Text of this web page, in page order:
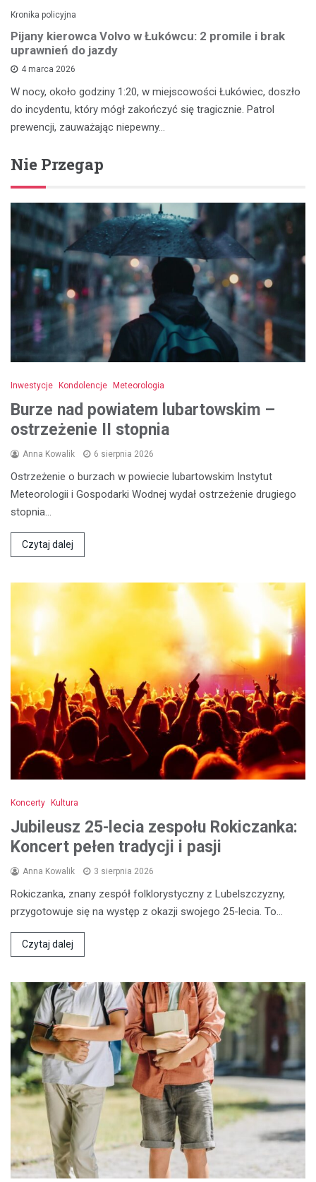
Kronika policyjna
Pijany kierowca Volvo w Łukówcu: 2 promile i brak
uprawnień do jazdy
4 marca 2026
W nocy, około godziny 1:20, w miejscowości Łukówiec, doszło
do incydentu, który mógł zakończyć się tragicznie. Patrol
prewencji, zauważając niepewny…
Nie Przegap
Inwestycje Kondolencje Meteorologia
Burze nad powiatem lubartowskim –
ostrzeżenie II stopnia
Anna Kowalik 6 sierpnia 2026
Ostrzeżenie o burzach w powiecie lubartowskim Instytut
Meteorologii i Gospodarki Wodnej wydał ostrzeżenie drugiego
stopnia…
Czytaj dalej
Koncerty Kultura
Jubileusz 25-lecia zespołu Rokiczanka:
Koncert pełen tradycji i pasji
Anna Kowalik 3 sierpnia 2026
Rokiczanka, znany zespół folklorystyczny z Lubelszczyzny,
przygotowuje się na występ z okazji swojego 25-lecia. To…
Czytaj dalej